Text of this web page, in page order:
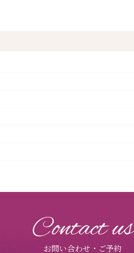
Contact us
お問い合わせ・ご予約